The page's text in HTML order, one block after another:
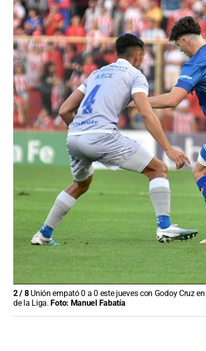
2/ 8 Unión empató 0 a 0 este jueves con Godoy Cruz
de la Liga. Foto: Manuel Fabatía